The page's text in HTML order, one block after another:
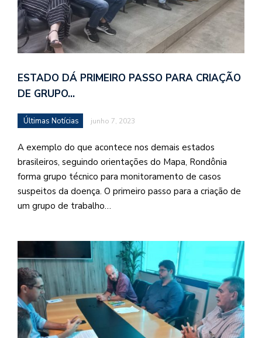
ESTADO DÁ PRIMEIRO PASSO PARA CRIAÇÃO
DE GRUPO…
Últimas Notícias junho 7, 2023
A exemplo do que acontece nos demais estados
brasileiros, seguindo orientações do Mapa, Rondônia
forma grupo técnico para monitoramento de casos
suspeitos da doença. O primeiro passo para a criação de
um grupo de trabalho…